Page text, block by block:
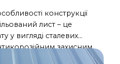
конструкції
лист – це
у вигляді сталевих
захисним
активно